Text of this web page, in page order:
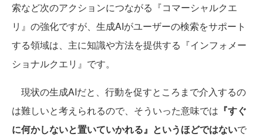
索など次のアクションにつながる『コマーシャルクエ
リ』の強化ですが、生成AIがユーザーの検索をサポート
する領域は、主に知識や方法を提供する『インフォメー
ショナルクエリ』です。
現状の生成AIだと、行動を促すところまで介入するの
は難しいと考えられるので、そういった意味では 『すぐ
に何かしないと置いていかれる』というほどではないで